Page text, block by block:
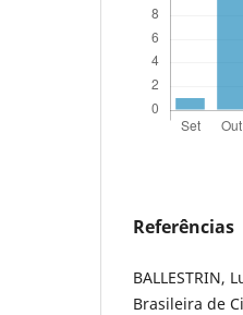
Referências
BALLESTRIN,
Brasileira de